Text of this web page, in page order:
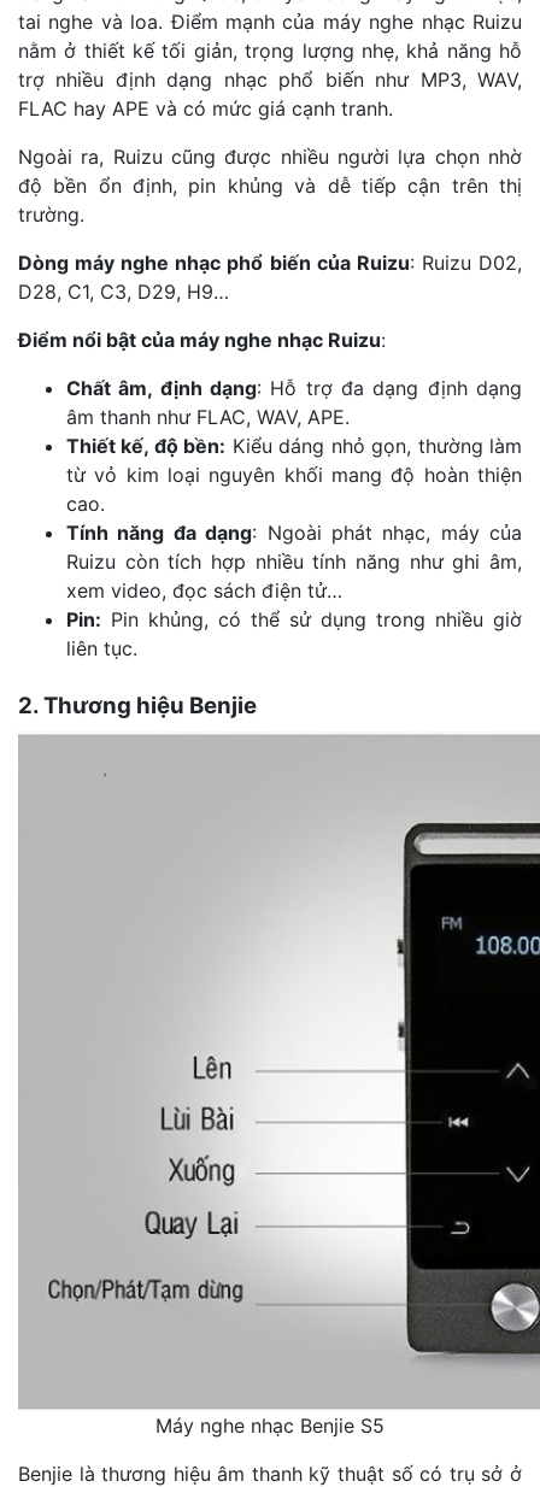
tai nghe và loa. Điểm mạnh của máy nghe nhạc Ruizu
nằm ở thiết kế tối giản, trọng lượng nhẹ, khả năng hỗ
trợ nhiều định dạng nhạc phổ biến như MP3, WAV,
FLAC hay APE và có mức giá cạnh tranh.
Ngoài ra, Ruizu cũng được nhiều người lựa chọn nhờ
độ bền ổn định, pin khủng và dễ tiếp cận trên thị
trường.
Dòng máy nghe nhạc phổ biến của Ruizu: Ruizu D02,
D28, C1, C3, D29, H9…
Điểm nổi bật của máy nghe nhạc Ruizu:
Chất âm, định dạng: Hỗ trợ đa dạng định dạng
âm thanh như FLAC, WAV, APE.
Thiết kế, độ bền: Kiểu dáng nhỏ gọn, thường làm
từ vỏ kim loại nguyên khối mang độ hoàn thiện
cao.
Tính năng đa dạng: Ngoài phát nhạc, máy của
Ruizu còn tích hợp nhiều tính năng như ghi âm,
xem video, đọc sách điện tử…
Pin: Pin khủng, có thể sử dụng trong nhiều giờ
liên tục.
2. Thương hiệu Benjie
Máy nghe nhạc Benjie S5
Benjie là thương hiệu âm thanh kỹ thuật số có trụ sở ở